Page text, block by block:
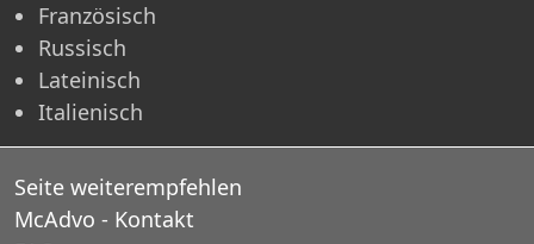
Französisch
Russisch
Lateinisch
Italienisch
Seite weiterempfehlen
McAdvo - Kontakt